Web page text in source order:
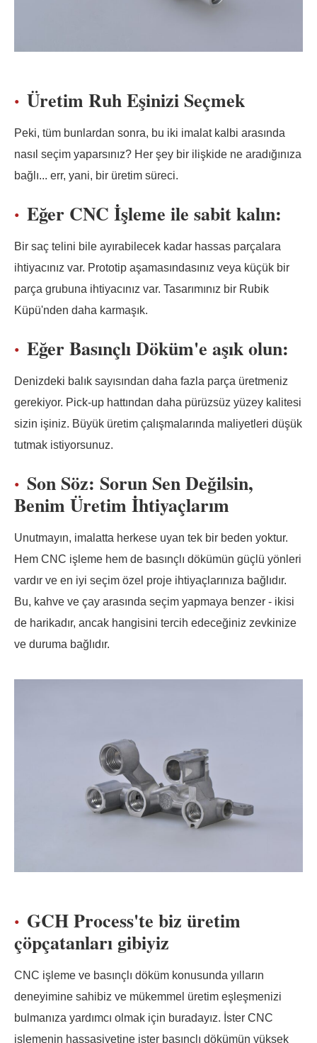
Üretim Ruh Eşinizi Seçmek
Peki, tüm bunlardan sonra, bu iki imalat kalbi arasında
nasıl seçim yaparsınız? Her şey bir ilişkide ne aradığınıza
bağlı... err, yani, bir üretim süreci.
Eğer CNC İşleme ile sabit kalın:
Bir saç telini bile ayırabilecek kadar hassas parçalara
ihtiyacınız var. Prototip aşamasındasınız veya küçük bir
parça grubuna ihtiyacınız var. Tasarımınız bir Rubik
Küpü'nden daha karmaşık.
Eğer Basınçlı Döküm'e aşık olun:
Denizdeki balık sayısından daha fazla parça üretmeniz
gerekiyor. Pick-up hattından daha pürüzsüz yüzey kalitesi
sizin işiniz. Büyük üretim çalışmalarında maliyetleri düşük
tutmak istiyorsunuz.
Son Söz: Sorun Sen Değilsin,
Benim Üretim İhtiyaçlarım
Unutmayın, imalatta herkese uyan tek bir beden yoktur.
Hem CNC işleme hem de basınçlı dökümün güçlü yönleri
vardır ve en iyi seçim özel proje ihtiyaçlarınıza bağlıdır.
Bu, kahve ve çay arasında seçim yapmaya benzer - ikisi
de harikadır, ancak hangisini tercih edeceğiniz zevkinize
ve duruma bağlıdır.
GCH Process'te biz üretim
çöpçatanları gibiyiz
CNC işleme ve basınçlı döküm konusunda yılların
deneyimine sahibiz ve mükemmel üretim eşleşmenizi
bulmanıza yardımcı olmak için buradayız. İster CNC
işlemenin hassasiyetine ister basınçlı dökümün yüksek